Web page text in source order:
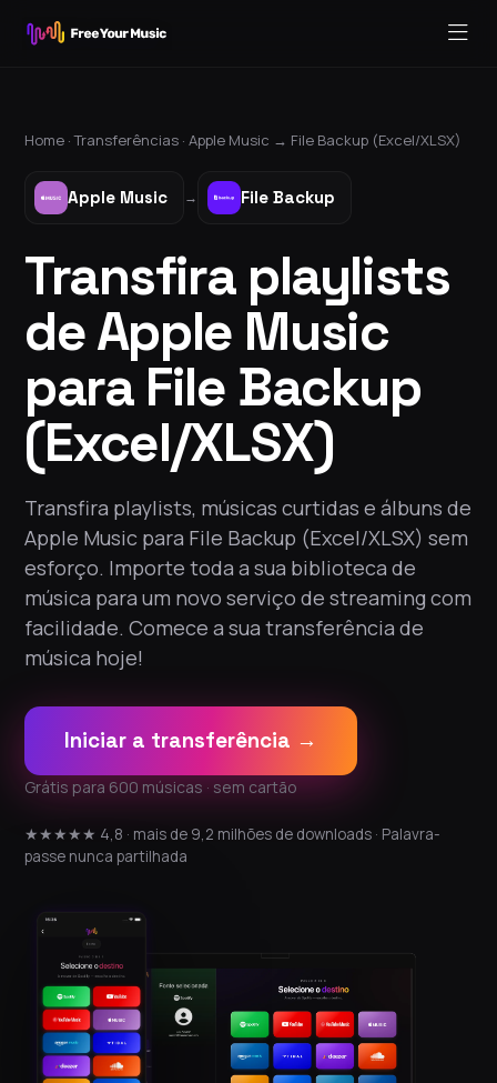
Home ·Transferências · Apple Music → File Backup (Excel/XLSX)
Apple Music → File Backup
Transfira playlists
de Apple Music
para File Backup
(Excel/XLSX)
Transfira playlists, músicas curtidas e álbuns de
Apple Music para File Backup (Excel/XLSX) sem
esforço. Importe toda a sua biblioteca de
música para um novo serviço de streaming com
facilidade. Comece a sua transferência de
música hoje!
Iniciar a transferência →
Grátis para 600 músicas · sem cartão
★★★★★ 4,8 · mais de 9,2 milhões de downloads · Palavra-
passe nunca partilhada